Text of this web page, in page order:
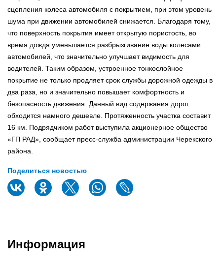
сцепления колеса автомобиля с покрытием, при этом уровень
шума при движении автомобилей снижается. Благодаря тому,
что поверхность покрытия имеет открытую пористость, во
время дождя уменьшается разбрызгивание воды колесами
автомобилей, что значительно улучшает видимость для
водителей. Таким образом, устроенное тонкослойное
покрытие не только продляет срок службы дорожной одежды в
два раза, но и значительно повышает комфортность и
безопасность движения. Данный вид содержания дорог
обходится намного дешевле. Протяженность участка составит
16 км. Подрядчиком работ выступила акционерное общество
«ГП РАД», сообщает пресс-служба администрации Черекского
района.
Поделиться новостью
Информация